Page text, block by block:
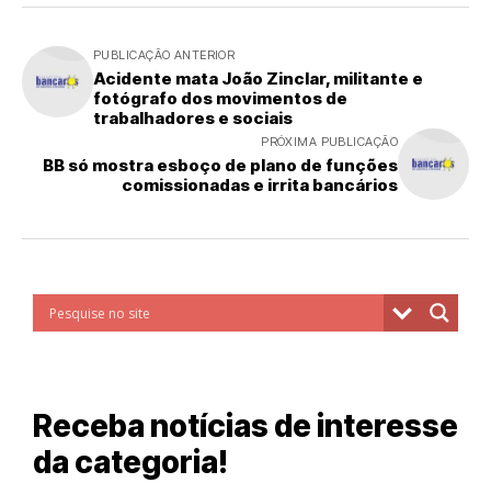
PUBLICAÇÃO ANTERIOR
Acidente mata João Zinclar, militante e
fotógrafo dos movimentos de
trabalhadores e sociais
PRÓXIMA PUBLICAÇÃO
BB só mostra esboço de plano de funções
comissionadas e irrita bancários
Receba notícias de interesse
da categoria!